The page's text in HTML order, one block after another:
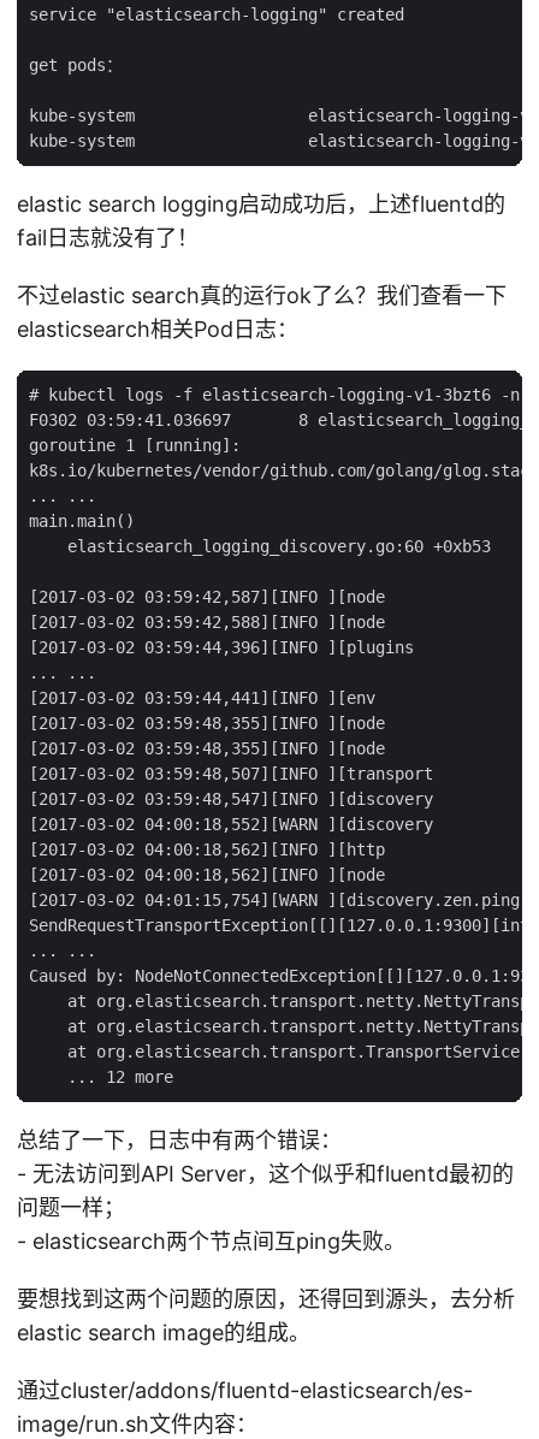
service "elasticsearch-logging" created
get pods：
kube-system                  elasticsearch-
elastic search logging启动成功后，上述fluentd的
fail日志就没有了！
不过elastic search真的运行ok了么？我们查看一下
elasticsearch相关Pod日志：
# kubectl logs -f elasticsearch-logging-v1-3bzt6 -n
F0302 03:59:41.036697       8
goroutine 1 [running]:
k8s.io/kubernetes/vendor/github.com/golang/
... ...
main.main()
    elasticsearch_logging_discovery.go:60 +0xb53
[2017-03-02 03:59:42,587][INFO ][node
[2017-03-02 03:59:42,588][INFO ][node
[2017-03-02 03:59:44,396][INFO ][plugins
... ...
[2017-03-02 03:59:44,441][INFO ][env
[2017-03-02 03:59:48,355][INFO ][node
[2017-03-02 03:59:48,355][INFO ][node
[2017-03-02 03:59:48,507][INFO ][transport
[2017-03-02 03:59:48,547][INFO ][discovery
[2017-03-02 04:00:18,552][WARN ][discovery
[2017-03-02 04:00:18,562][INFO ][http
[2017-03-02 04:00:18,562][INFO ][node
[2017-03-02 04:01:15,754][WARN
... ...
Caused by:
at
at
at
总结了一下，日志中有两个错误：
- 无法访问到API Server，这个似乎和fluentd最初的
问题一样；
- elasticsearch两个节点间互ping失败。
要想找到这两个问题的原因，还得回到源头，去分析
elastic search image的组成。
通过cluster/addons/fluentd-elasticsearch/es-
image/run.sh文件内容：